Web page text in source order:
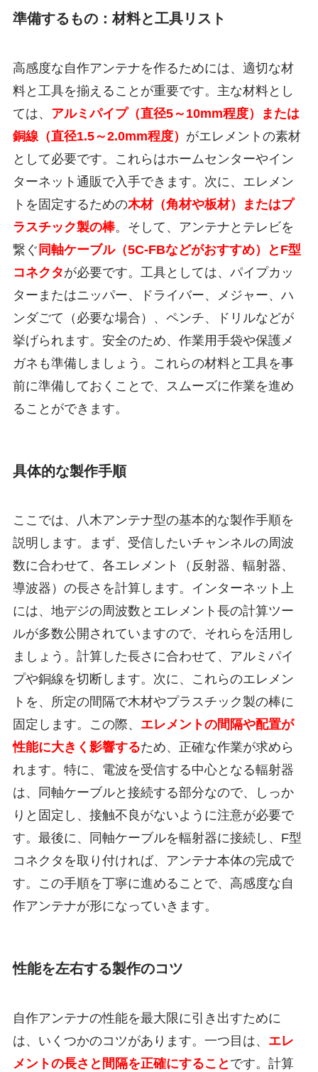
準備するもの：材料と工具リスト
高感度な自作アンテナを作るためには、適切な材
料と工具を揃えることが重要です。主な材料とし
ては、 アルミパイプ（直径5～10mm程度）または
銅線（直径1.5～2.0mm程度） がエレメントの素材
として必要です。これらはホームセンターやイン
ターネット通販で入手できます。次に、エレメン
トを固定するための木材（角材や板材）またはプ
ラスチック製の棒。そして、アンテナとテレビを
繋ぐ 同軸ケーブル（5C-FBなどがおすすめ）とF型
コネクタが必要です。工具としては、パイプカッ
ターまたはニッパー、ドライバー、メジャー、ハ
ンダごて（必要な場合）、ペンチ、ドリルなどが
挙げられます。安全のため、作業用手袋や保護メ
ガネも準備しましょう。これらの材料と工具を事
前に準備しておくことで、スムーズに作業を進め
ることができます。
具体的な製作手順
ここでは、八木アンテナ型の基本的な製作手順を
説明します。まず、受信したいチャンネルの周波
数に合わせて、各エレメント（反射器、輻射器、
導波器）の長さを計算します。インターネット上
には、地デジの周波数とエレメント長の計算ツー
ルが多数公開されていますので、それらを活用し
ましょう。計算した長さに合わせて、アルミパイ
プや銅線を切断します。次に、これらのエレメン
トを、所定の間隔で木材やプラスチック製の棒に
固定します。この際、 エレメントの間隔や配置が
性能に大きく影響するため、正確な作業が求めら
れます。特に、電波を受信する中心となる輻射器
は、同軸ケーブルと接続する部分なので、しっか
りと固定し、接触不良がないように注意が必要で
す。最後に、同軸ケーブルを輻射器に接続し、F型
コネクタを取り付ければ、アンテナ本体の完成で
す。この手順を丁寧に進めることで、高感度な自
作アンテナが形になっていきます。
性能を左右する製作のコツ
自作アンテナの性能を最大限に引き出すために
は、いくつかのコツがあります。一つ目は、 エレ
メントの長さと間隔を正確にすること です。計算